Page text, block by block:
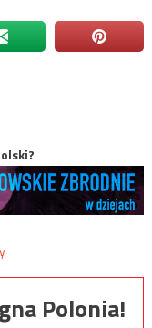
Polonia!